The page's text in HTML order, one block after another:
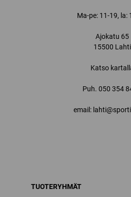
Ma-pe: 11-19, la:
Ajokatu 65
15500 Lahti
Katso
Puh. 050 354
email:
TUOTERYHMÄT